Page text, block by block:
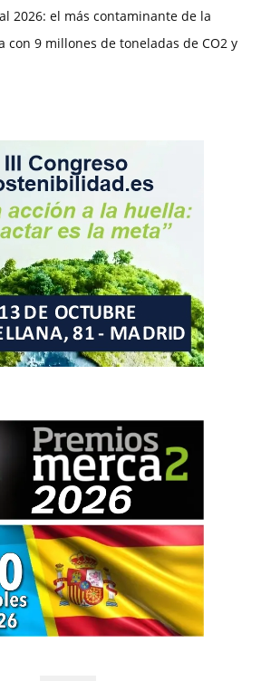
2026: el más contaminante de la
con 9 millones de toneladas de CO2 y